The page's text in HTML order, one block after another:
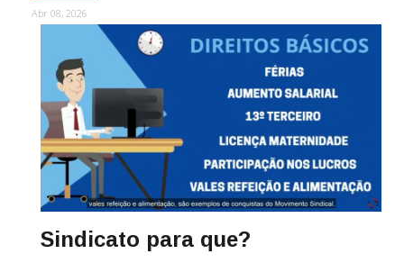
Abr 08, 2026
Sindicato para que?